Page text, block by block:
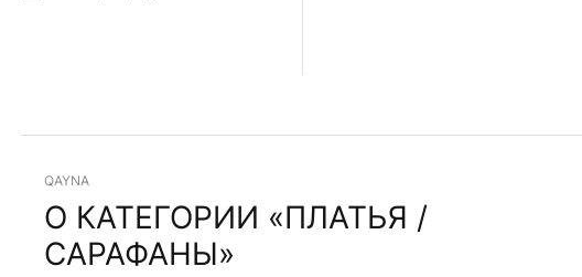
QAYNA
О КАТЕГОРИИ «ПЛАТЬЯ /
САРАФАНЫ»